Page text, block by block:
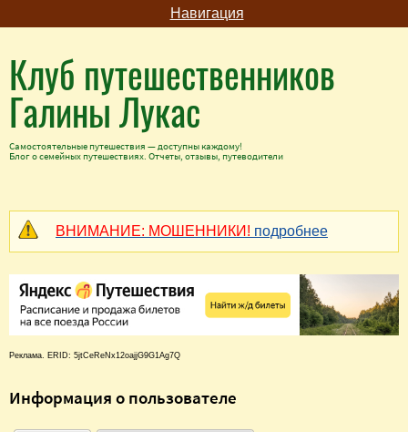
Навигация
Клуб путешественников
Галины Лукас
Самостоятельные путешествия — доступны каждому!
Блог о семейных путешествиях. Отчеты, отзывы, путеводители
ВНИМАНИЕ: МОШЕННИКИ! подробнее
Реклама. ERID: 5jtCeReNx12oajjG9G1Ag7Q
Информация о пользователе